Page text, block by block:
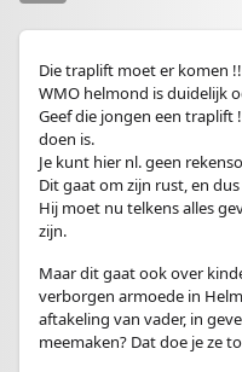
Die traplift moet er komen
WMO helmond is duidelijk
Geef die jongen een
doen is.
Je kunt hier nl. geen
Dit gaat om zijn rust, en
Hij moet nu telkens alles
zijn.
Maar dit gaat ook over
verborgen armoede in
aftakeling van vader, in
meemaken? Dat doe je ze